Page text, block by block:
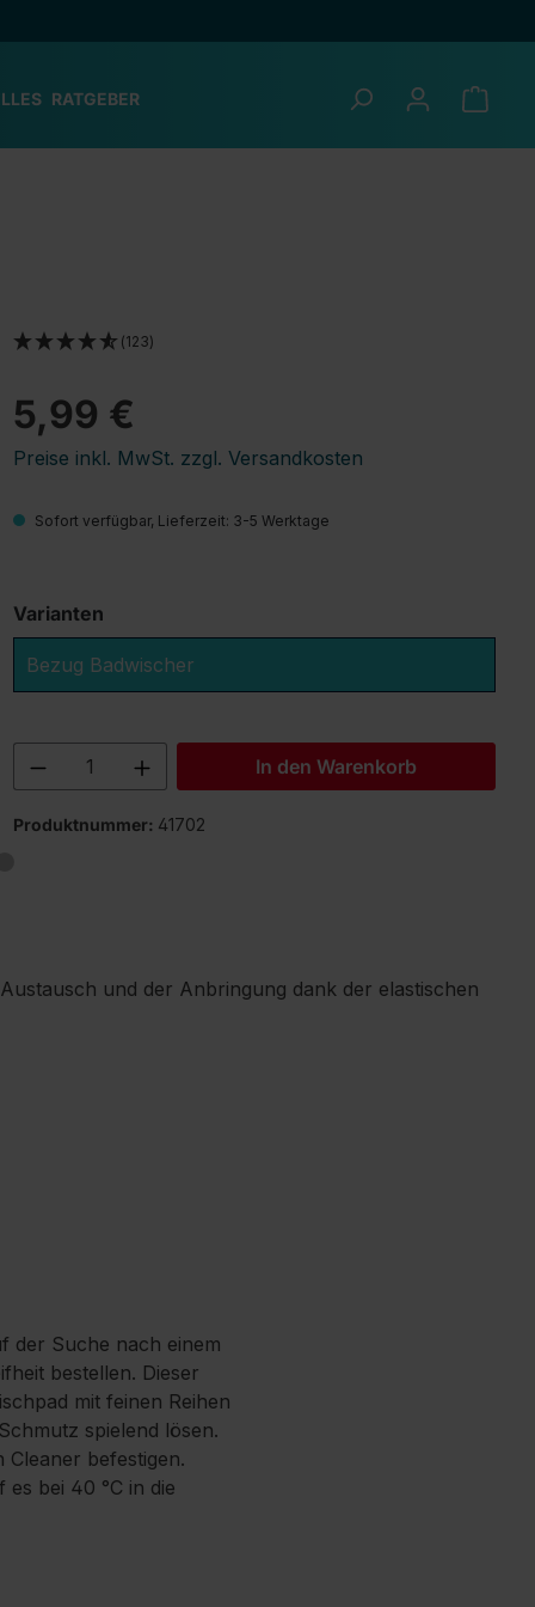
RATGEBER
5,99 €
Preise inkl. MwSt. zzgl. Versandkosten
(123)
Sofort verfügbar, Lieferzeit: 3-5 Werktage
Varianten
Bezug Badwischer
Produkt Anzahl: Gib den
In den Warenkorb
Produktnummer: 41702
und der Anbringung dank der elastischen
der Suche nach einem
bestellen. Dieser
mit feinen Reihen
spielend lösen.
Cleaner befestigen.
es bei 40 °C in die